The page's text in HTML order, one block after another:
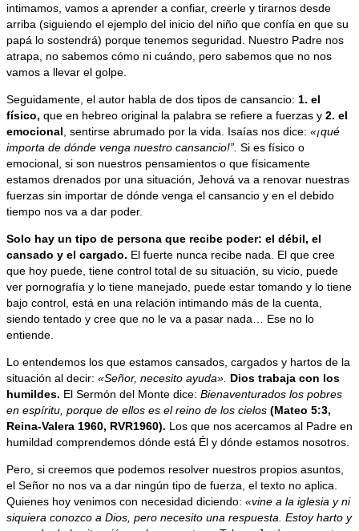
intimamos, vamos a aprender a confiar, creerle y tirarnos desde
arriba (siguiendo el ejemplo del inicio del niño que confía en que su
papá lo sostendrá) porque tenemos seguridad. Nuestro Padre nos
atrapa, no sabemos cómo ni cuándo, pero sabemos que no nos
vamos a llevar el golpe.
Seguidamente, el autor habla de dos tipos de cansancio: 1. el
físico, que en hebreo original la palabra se refiere a fuerzas y 2. el
emocional , sentirse abrumado por la vida. Isaías nos dice: «¡qué
importa de dónde venga nuestro cansancio!”. Si es físico o
emocional, si son nuestros pensamientos o que físicamente
estamos drenados por una situación, Jehová va a renovar nuestras
fuerzas sin importar de dónde venga el cansancio y en el debido
tiempo nos va a dar poder.
Solo hay un tipo de persona que recibe poder: el débil, el
cansado y el cargado. El fuerte nunca recibe nada. El que cree
que hoy puede, tiene control total de su situación, su vicio, puede
ver pornografía y lo tiene manejado, puede estar tomando y lo tiene
bajo control, está en una relación intimando más de la cuenta,
siendo tentado y cree que no le va a pasar nada… Ese no lo
entiende.
Lo entendemos los que estamos cansados, cargados y hartos de la
situación al decir: «Señor, necesito ayuda». Dios trabaja con los
humildes. El Sermón del Monte dice: Bienaventurados los pobres
en espíritu, porque de ellos es el reino de los cielos (Mateo 5:3,
Reina-Valera 1960, RVR1960). Los que nos acercamos al Padre en
humildad comprendemos dónde está Él y dónde estamos nosotros.
Pero, si creemos que podemos resolver nuestros propios asuntos,
el Señor no nos va a dar ningún tipo de fuerza, el texto no aplica.
Quienes hoy venimos con necesidad diciendo: «vine a la iglesia y ni
siquiera conozco a Dios, pero necesito una respuesta. Estoy harto y